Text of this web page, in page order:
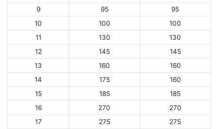
9
95
95
10
100
100
11
130
130
12
145
145
13
160
160
14
175
160
15
185
185
16
270
270
17
275 275